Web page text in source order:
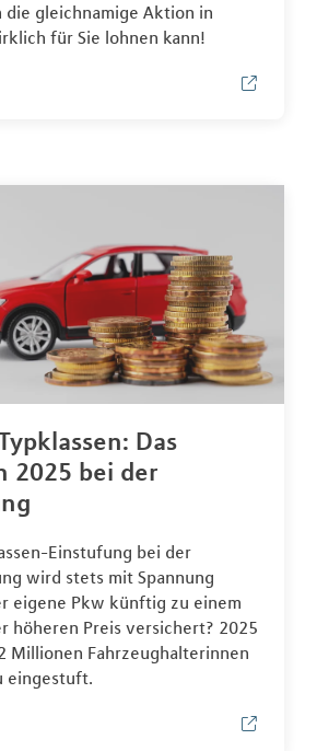
die gleichnamige Aktion in
für Sie lohnen kann!
Das
2025 bei der
Einstufung bei der
wird stets mit Spannung
eigene Pkw künftig zu einem
höheren Preis versichert? 2025
Millionen Fahrzeughalterinnen
eingestuft.